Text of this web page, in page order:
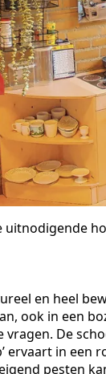
uitnodigende
en heel
ook in een
De
ervaart in
pesten